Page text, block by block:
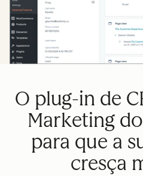
O plug-in de
Marketing
para que a
cresça